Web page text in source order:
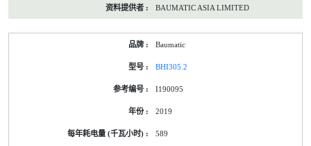
BAUMATIC ASIA LIMITED
Baumatic
BHI305.2
I190095
2019
589